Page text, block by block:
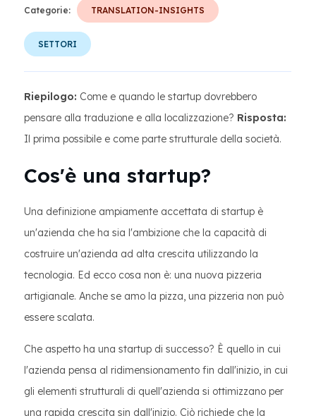
Categorie: TRANSLATION-INSIGHTS
SETTORI
Riepilogo: Come e quando le startup dovrebbero
pensare alla traduzione e alla localizzazione? Risposta:
Il prima possibile e come parte strutturale della società.
Cos'è una startup?
Una definizione ampiamente accettata di startup è
un'azienda che ha sia l'ambizione che la capacità di
costruire un'azienda ad alta crescita utilizzando la
tecnologia. Ed ecco cosa non è: una nuova pizzeria
artigianale. Anche se amo la pizza, una pizzeria non può
essere scalata.
Che aspetto ha una startup di successo? È quello in cui
l'azienda pensa al ridimensionamento fin dall'inizio, in cui
gli elementi strutturali di quell'azienda si ottimizzano per
una rapida crescita sin dall'inizio. Ciò richiede che la